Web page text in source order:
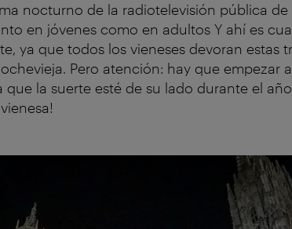
nocturno de la radiotelevisión pública de
en jóvenes como en adultos Y ahí es
ya que todos los vieneses devoran estas
Pero atención: hay que empezar
que la suerte esté de su lado durante el